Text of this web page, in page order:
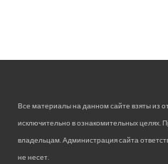
Все материалы на данном сайте взяты из
исключительно в ознакомительных целях.
владельцам. Администрация сайта
не несет.